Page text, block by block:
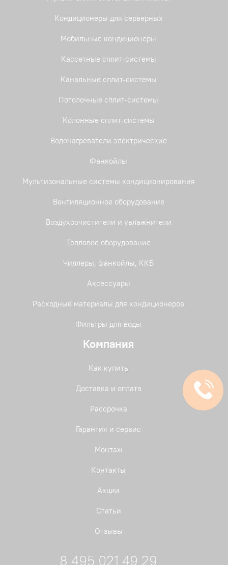
Кондиционеры для серверных
Мобильные кондиционеры
Кассетные сплит-системы
Канальные сплит-системы
Потолочные сплит-системы
Колонные сплит-системы
Водонагреватели электрические
Фанкойлы
Мультизональные системы кондиционирования
Вентиляционное оборудование
Воздухоочистители и увлажнители
Тепловое оборудование
Чиллеры, фанкойлы, ККБ
Аксессуары
Расходные материалы для кондиционеров
Фильтры для воды
Компания
Как купить
Доставка и оплата
Рассрочка
Гарантия и сервис
Монтаж
Контакты
Акции
Статьи
Отзывы
8 495 021 49 29